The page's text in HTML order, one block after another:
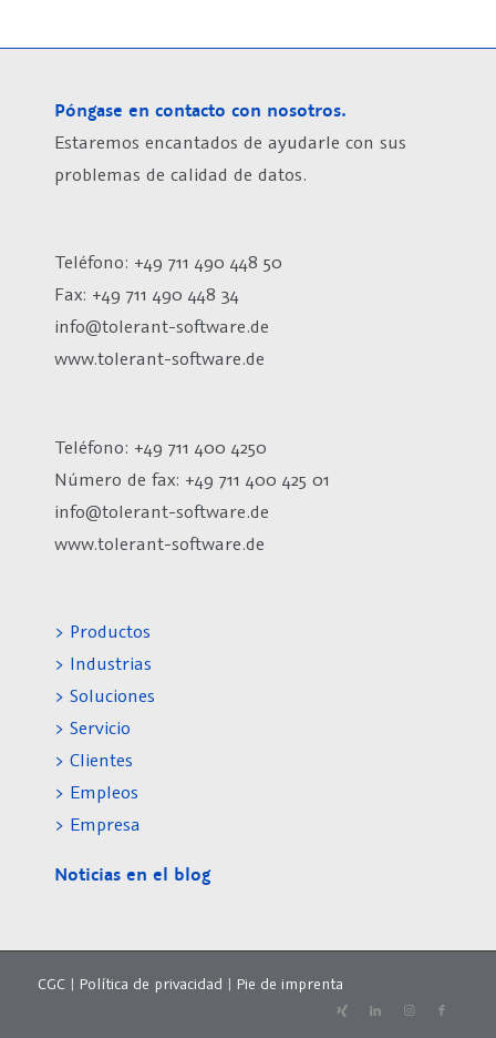
Póngase en contacto con nosotros.
Estaremos encantados de ayudarle con sus
problemas de calidad de datos.
Teléfono: +49 711 490 448 50
Fax: +49 711 490 448 34
info@tolerant-software.de
www.tolerant-software.de
Teléfono: +49 711 400 4250
Número de fax: +49 711 400 425 01
info@tolerant-software.de
www.tolerant-software.de
> Productos
> Industrias
> Soluciones
> Servicio
> Clientes
> Empleos
> Empresa
Noticias en el blog
CGC| Política de privacidad | Pie de imprenta